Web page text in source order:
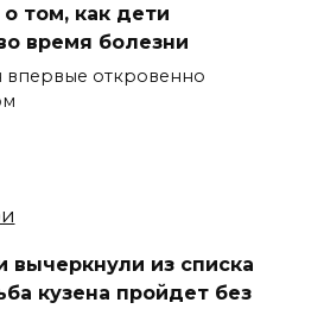
том, как дети
время болезни
впервые откровенно
вычеркнули из списка
кузена пройдет без